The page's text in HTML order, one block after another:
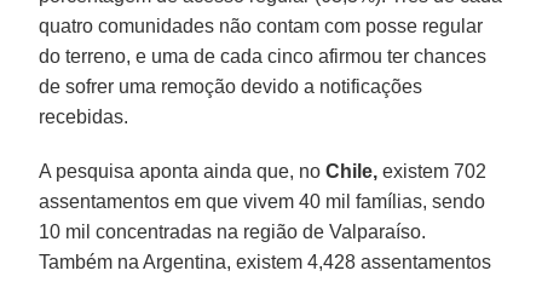
quatro comunidades não contam com posse regular
do terreno, e uma de cada cinco afirmou ter chances
de sofrer uma remoção devido a notificações
recebidas.
A pesquisa aponta ainda que, no Chile, existem 702
assentamentos em que vivem 40 mil famílias, sendo
10 mil concentradas na região de Valparaíso.
Também na Argentina, existem 4,428 assentamentos